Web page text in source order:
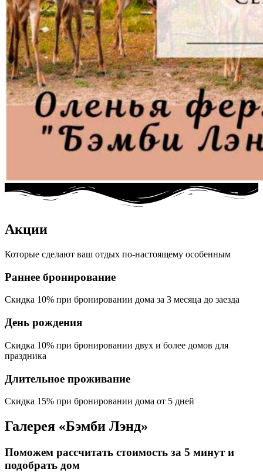
Акции
Которые сделают ваш отдых по-настоящему особенным
Раннее бронирование
Скидка 10% при бронировании дома за 3 месяца до заезда
День рождения
Скидка 10% при бронировании двух и более домов для
праздника
Длительное проживание
Скидка 15% при бронировании дома от 5 дней
Галерея «Бэмби Лэнд»
Поможем рассчитать стоимость за 5 минут и
подобрать дом